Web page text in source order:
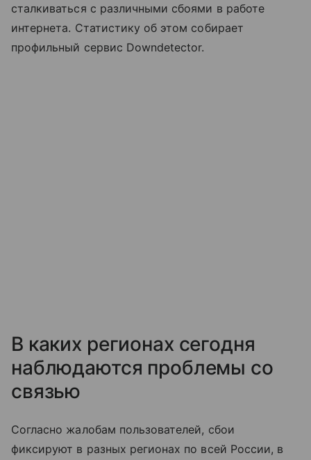
сталкиваться с различными сбоями в работе
интернета. Статистику об этом собирает
профильный сервис Downdetector.
В каких регионах сегодня
наблюдаются проблемы со
связью
Согласно жалобам пользователей, сбои
фиксируют в разных регионах по всей России, в